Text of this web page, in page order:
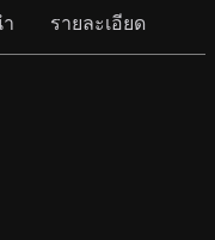
รายละเอียด